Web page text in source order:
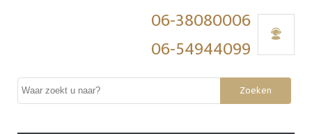
06-38080006
06-54944099
Zoeken